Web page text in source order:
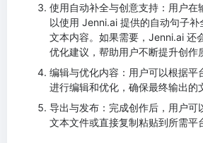
使用自动补全与创意支持：用户在
以使用 Jenni.ai 提供的自动句子补
文本内容。如果需要，Jenni.ai 还
优化建议，帮助用户不断提升创作
编辑与优化内容：用户可以根据平
进行编辑和优化，确保最终输出的
导出与发布：完成创作后，用户可
文本文件或直接复制粘贴到所需平